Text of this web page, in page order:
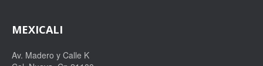
MEXICALI
Av. Madero y Calle K